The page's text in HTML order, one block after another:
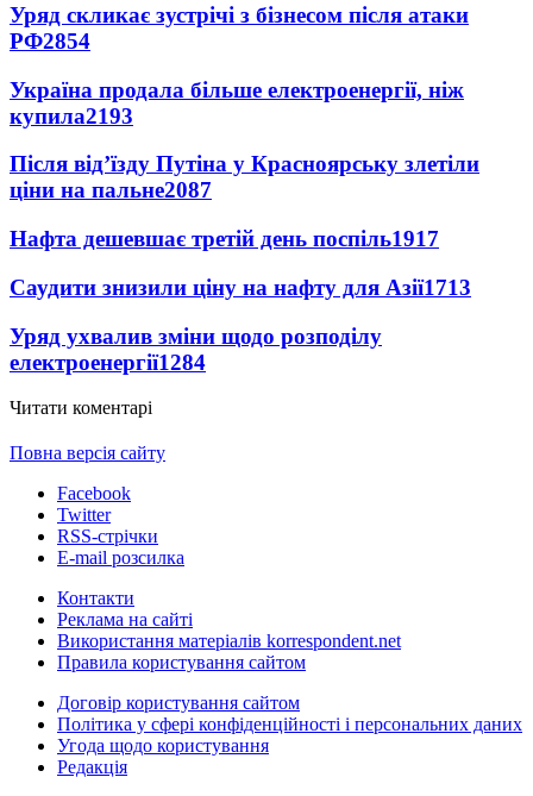
Уряд скликає зустрічі з бізнесом після атаки
РФ2854
Україна продала більше електроенергії, ніж
купила2193
Після від’їзду Путіна у Красноярську злетіли
ціни на пальне2087
Нафта дешевшає третій день поспіль1917
Саудити знизили ціну на нафту для Азії1713
Уряд ухвалив зміни щодо розподілу
електроенергії1284
Читати коментарі
Повна версія сайту
Facebook
Twitter
RSS-стрічки
E-mail розсилка
Контакти
Реклама на сайті
Використання матеріалів korrespondent.net
Правила користування сайтом
Договір користування сайтом
Політика у сфері конфіденційності і персональних даних
Угода щодо користування
Редакція